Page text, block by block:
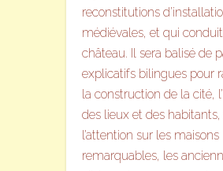
reconstitutions
médiévales, et qui
château. Il sera balisé de
explicatifs bilingues pour
la construction de la cité,
des lieux et des
l’attention sur les maisons
remarquables, les